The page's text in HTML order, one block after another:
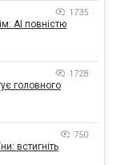
1735
AI повністю
1728
головного
750
встигніть